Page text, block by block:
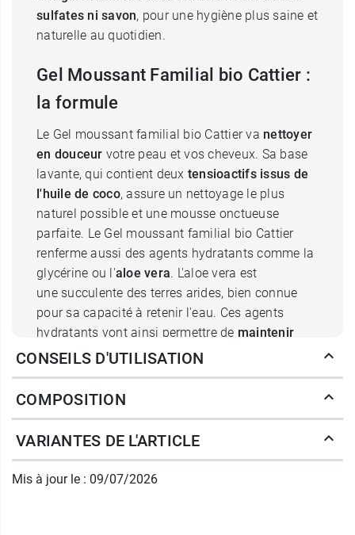
sulfates ni savon, pour une hygiène plus saine et
naturelle au quotidien.
Gel Moussant Familial bio Cattier :
la formule
Le Gel moussant familial bio Cattier va nettoyer
en douceur votre peau et vos cheveux. Sa base
lavante, qui contient deux tensioactifs issus de
l'huile de coco, assure un nettoyage le plus
naturel possible et une mousse onctueuse
parfaite. Le Gel moussant familial bio Cattier
renferme aussi des agents hydratants comme la
glycérine ou l'aloe vera. L'aloe vera est
une succulente des terres arides, bien connue
pour sa capacité à retenir l'eau. Ces agents
hydratants vont ainsi permettre de maintenir
l'hydratationde la peau et des cheveux pour les
Qui plus est, leurs propriétés
démangeaisons et les sensations de tiraillement,
préserver la peau et les cheveux du
dessèchement et les protéger des agressions
extérieures. Enfin, le gel douche familial bio
CONSEILS D'UTILISATION
COMPOSITION
VARIANTES DE L'ARTICLE
Mis à jour le : 09/07/2026